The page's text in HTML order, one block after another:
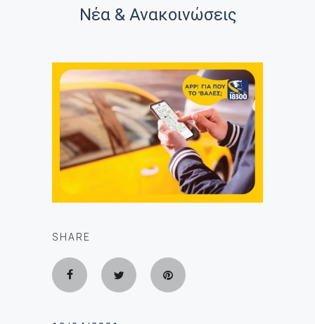
Νέα & Ανακοινώσεις
SHARE